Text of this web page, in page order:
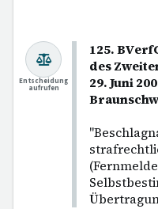
125.
des
29. Juni
Entscheidung
aufrufen